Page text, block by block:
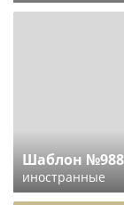
Шаблон №988
иностранные